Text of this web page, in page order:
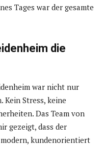
Tages war der gesamte
die
war nicht nur
Kein Stress, keine
Das Team von
gezeigt, dass der
kundenorientiert